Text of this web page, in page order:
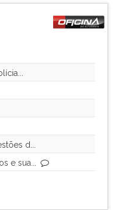
d...
e sua...